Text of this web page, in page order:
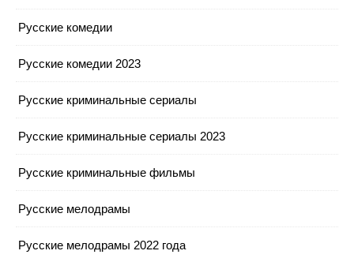
Русские комедии
Русские комедии 2023
Русские криминальные сериалы
Русские криминальные сериалы 2023
Русские криминальные фильмы
Русские мелодрамы
Русские мелодрамы 2022 года